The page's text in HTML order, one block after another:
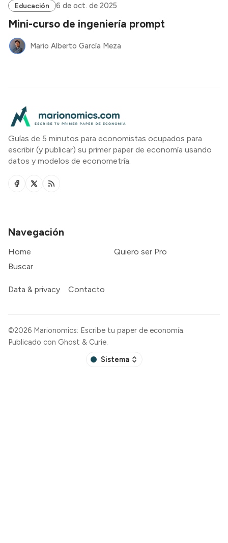
Educación 6 de oct. de 2025
Mini-curso de ingeniería prompt
Mario Alberto García Meza
Guías de 5 minutos para economistas ocupados para
escribir (y publicar) su primer paper de economía usando
datos y modelos de econometría.
Navegación
Home
Quiero ser Pro
Buscar
Data & privacy Contacto
©2026 Marionomics: Escribe tu paper de economía.
Publicado con Ghost & Curie.